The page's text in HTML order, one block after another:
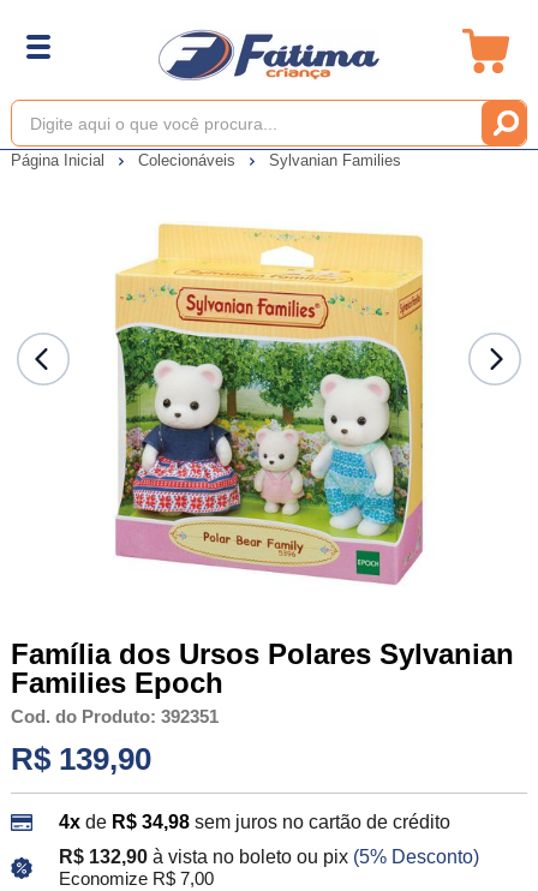
Página Inicial Colecionáveis Sylvanian Families
Família dos Ursos Polares Sylvanian
Families Epoch
Cod. do Produto: 392351
R$ 139,90
4xde R$ 34,98 sem juros no cartão de crédito
R$ 132,90 à vista no boleto ou pix (5% Desconto)
Economize R$ 7,00